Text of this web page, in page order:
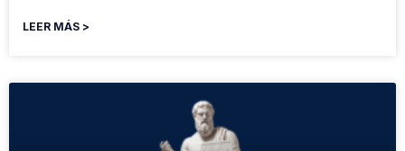
LEER MÁS >